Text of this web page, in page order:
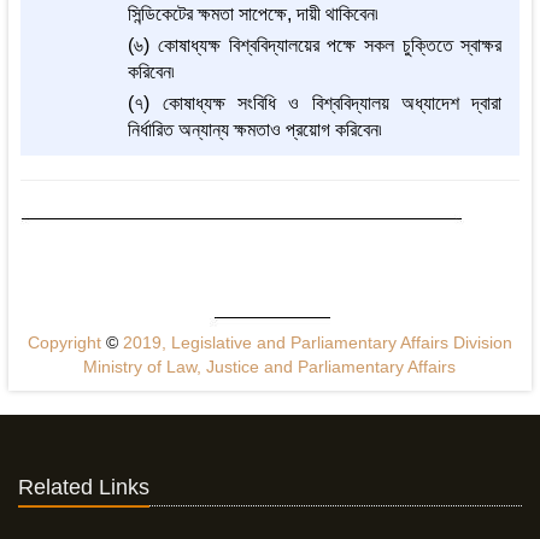
সিন্ডিকেটের ক্ষমতা সাপেক্ষে, দায়ী থাকিবেন৷
(৬) কোষাধ্যক্ষ বিশ্ববিদ্যালয়ের পক্ষে সকল চুক্তিতে স্বাক্ষর
করিবেন৷
(৭) কোষাধ্যক্ষ সংবিধি ও বিশ্ববিদ্যালয় অধ্যাদেশ দ্বারা
নির্ধারিত অন্যান্য ক্ষমতাও প্রয়োগ করিবেন৷
Copyright ©2019, Legislative and Parliamentary Affairs Division
Ministry of Law, Justice and Parliamentary Affairs
Related Links